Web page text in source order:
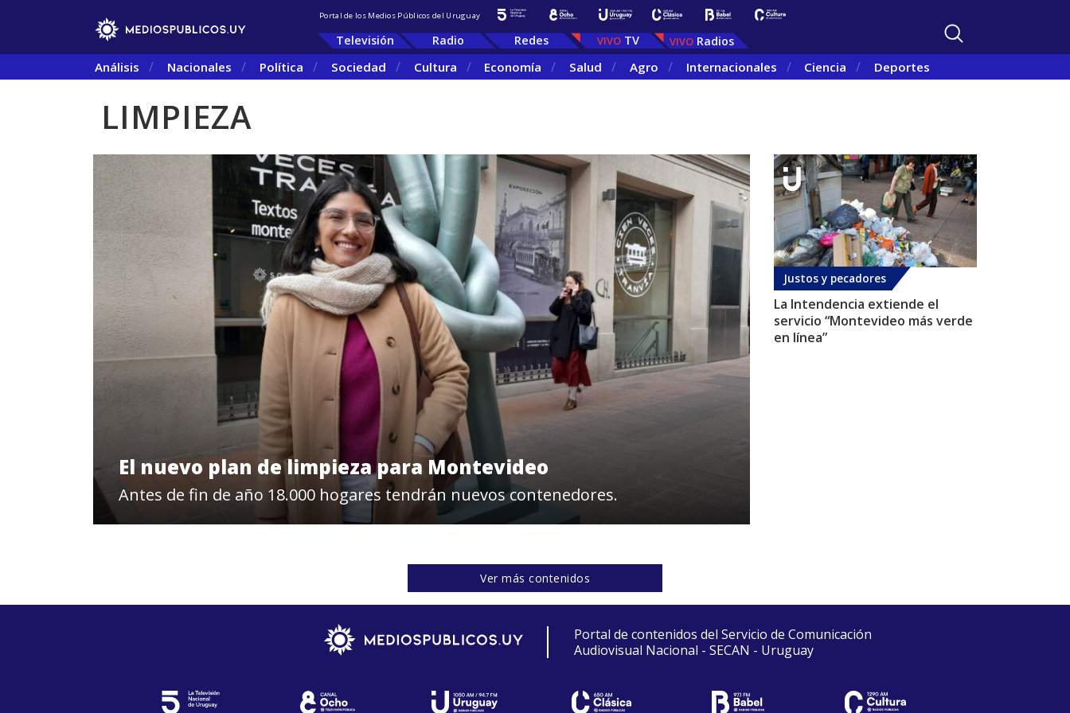
Portal de los Medios Públicos del Uruguay
Televisión Radio Redes TV Radios
Análisis Nacionales Política Sociedad Cultura Economía Salud Agro Internacionales Ciencia Deportes
LIMPIEZA
El nuevo plan de limpieza para Montevideo
Antes de fin de año 18.000 hogares tendrán nuevos contenedores.
Justos y pecadores
La Intendencia extiende el
servicio “Montevideo más verde
en línea”
Ver más contenidos
Portal de contenidos del Servicio de Comunicación
Audiovisual Nacional - SECAN - Uruguay